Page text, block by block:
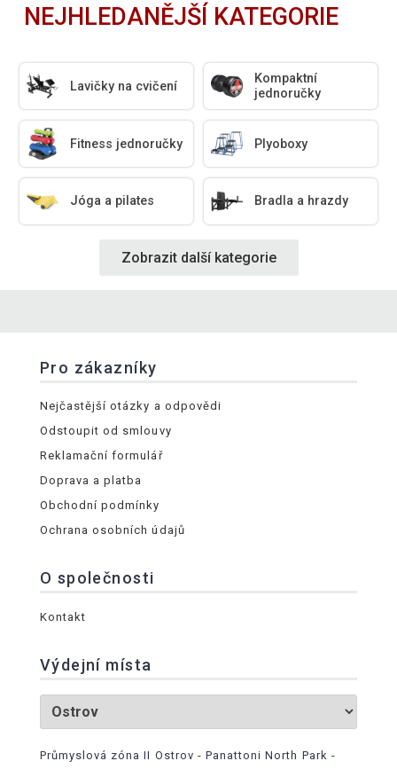
NEJHLEDANĚJŠÍ KATEGORIE
Lavičky na cvičení
Kompaktní
jednoručky
Fitness jednoručky Plyoboxy
Jóga a pilates Bradla a hrazdy
Zobrazit další kategorie
Pro zákazníky
Nejčastější otázky a odpovědi
Odstoupit od smlouvy
Reklamační formulář
Doprava a platba
Obchodní podmínky
Ochrana osobních údajů
O společnosti
Kontakt
Výdejní místa
Průmyslová zóna II Ostrov - Panattoni North Park -